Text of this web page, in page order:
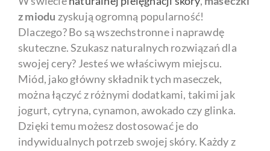
z miodu zyskują ogromną popularność!
Dlaczego? Bo są wszechstronne i naprawdę
skuteczne. Szukasz naturalnych rozwiązań dla
swojej cery? Jesteś we właściwym miejscu.
Miód, jako główny składnik tych maseczek,
można łączyć z różnymi dodatkami, takimi jak
jogurt, cytryna, cynamon, awokado czy glinka.
Dzięki temu możesz dostosować je do
indywidualnych potrzeb swojej skóry. Każdy z